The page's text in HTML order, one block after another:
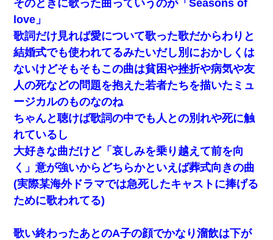
そのときに歌った曲っていうのが「Seasons of
love」
歌詞だけ見れば愛について歌った歌だからわりと
結婚式でも使われてるみたいだし別におかしくは
ないけどそもそもこの曲は貧困や挫折や病気や友
人の死などの問題を抱えた若者たちを描いたミュ
ージカルのものなのね
ちゃんと聴けば歌詞の中でも人との別れや死に触
れているし
大好きな曲だけど「哀しみを乗り越えて前を向
く」意が強いからどちらかといえば葬式向きの曲
(実際某海外ドラマでは急死したキャストに捧げる
ために歌われてる)
歌い終わったあとのA子の顔でかなり溜飲は下が